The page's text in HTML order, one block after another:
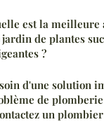
est la
de plantes
?
d'une solution
de
un